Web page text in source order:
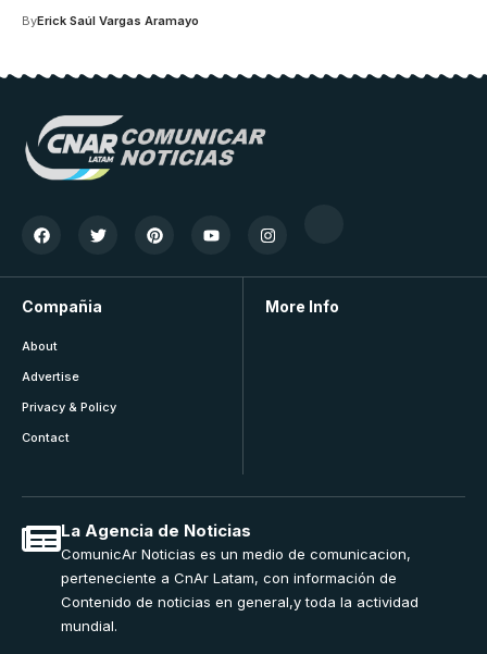
ByErick Saúl Vargas Aramayo
Compañia
About
Advertise
Privacy & Policy
Contact
More Info
La Agencia de Noticias
ComunicAr Noticias es un medio de comunicacion,
perteneciente a CnAr Latam, con información de
Contenido de noticias en general,y toda la actividad
mundial.